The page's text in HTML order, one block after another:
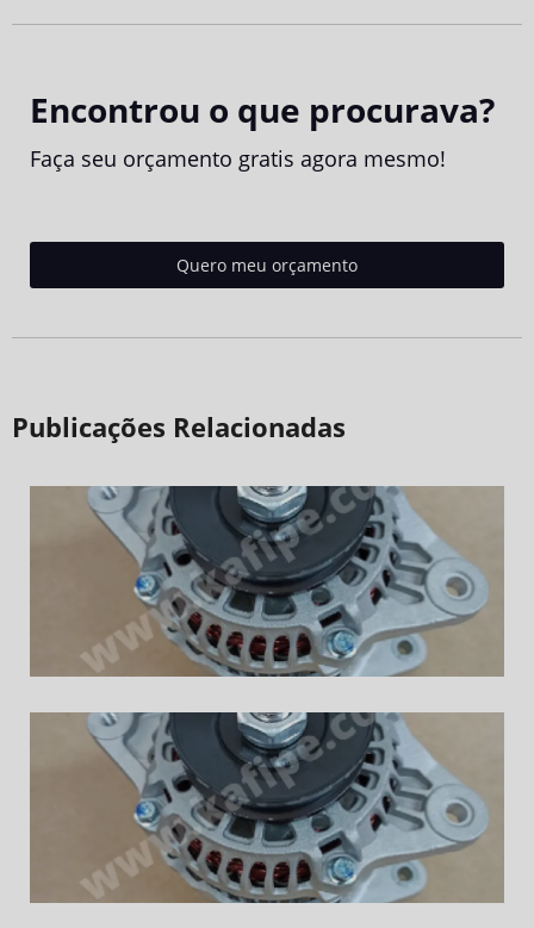
Encontrou o que procurava?
Faça seu orçamento gratis agora mesmo!
Quero meu orçamento
Publicações Relacionadas